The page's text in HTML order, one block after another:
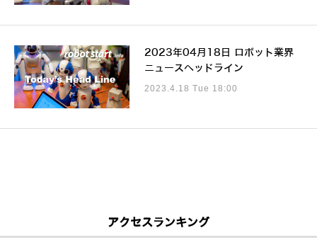
2023年04月18日 ロボット業界
ニュースヘッドライン
2023.4.18 Tue 18:00
アクセスランキング